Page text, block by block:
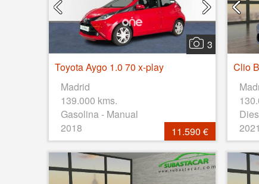
3
Toyota Aygo 1.0 70 x-play
Madrid
139.000 kms.
Gasolina - Manual
2018
11.590 €
2021